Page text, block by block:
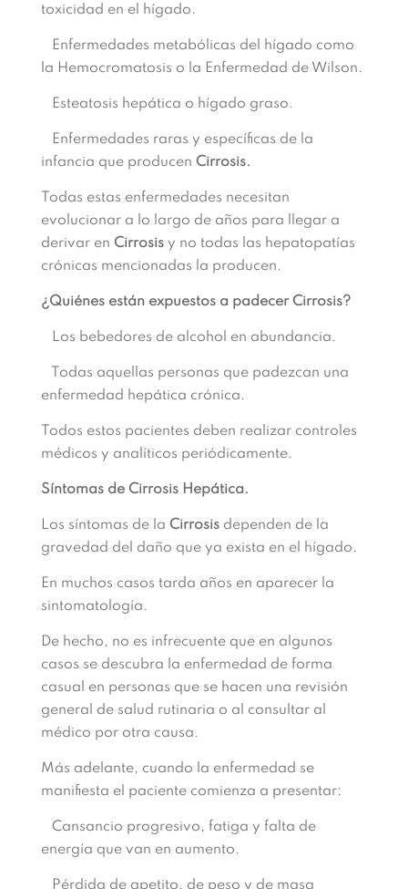
toxicidad en el hígado.
Enfermedades metabólicas del hígado como
la Hemocromatosis o la Enfermedad de Wilson.
Esteatosis hepática o hígado graso.
Enfermedades raras y específicas de la
infancia que producen Cirrosis.
Todas estas enfermedades necesitan
evolucionar a lo largo de años para llegar a
derivar en Cirrosisy no todas las hepatopatías
crónicas mencionadas la producen.
¿Quiénes están expuestos a padecer Cirrosis?
Los bebedores de alcohol en abundancia.
Todas aquellas personas que padezcan una
enfermedad hepática crónica.
Todos estos pacientes deben realizar controles
médicos y analíticos periódicamente.
Síntomas de Cirrosis Hepática.
Los síntomas de la Cirrosisdependen de la
gravedad del daño que ya exista en el hígado.
En muchos casos tarda años en aparecer la
sintomatología.
De hecho, no es infrecuente que en algunos
casos se descubra la enfermedad de forma
casual en personas que se hacen una revisión
general de salud rutinaria o al consultar al
médico por otra causa.
Más adelante, cuando la enfermedad se
manifiesta el paciente comienza a presentar:
Cansancio progresivo, fatiga y falta de
energía que van en aumento.
Pérdida de apetito, de peso y de masa